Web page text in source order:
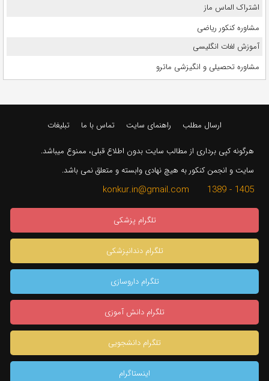
اشتراک الماس ماز
مشاوره کنکور ریاضی
آموزش لغات انگلیسی
مشاوره تحصیلی و انگیزشی ماترو
ارسال مطلب راهنمای سایت تماس با ما تبلیغات
هرگونه کپی برداری از مطالب سایت بدون اطلاع قبلی، ممنوع میباشد.
سایت و انجمن کنکور به هیچ نهادی وابسته و متعلق نمی باشد.
1405 - 1389 konkur.in@gmail.com
تلگرام پزشکی
تلگرام دندانپزشکی
تلگرام داروسازی
تلگرام دانش آموزی
تلگرام دانشجویی
اینستاگرام